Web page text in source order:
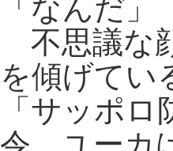
「なんだ」
不思議な
を傾げてい
「サッポ